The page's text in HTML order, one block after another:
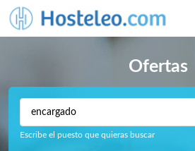
Ofertas
Escribe el puesto que quieras buscar